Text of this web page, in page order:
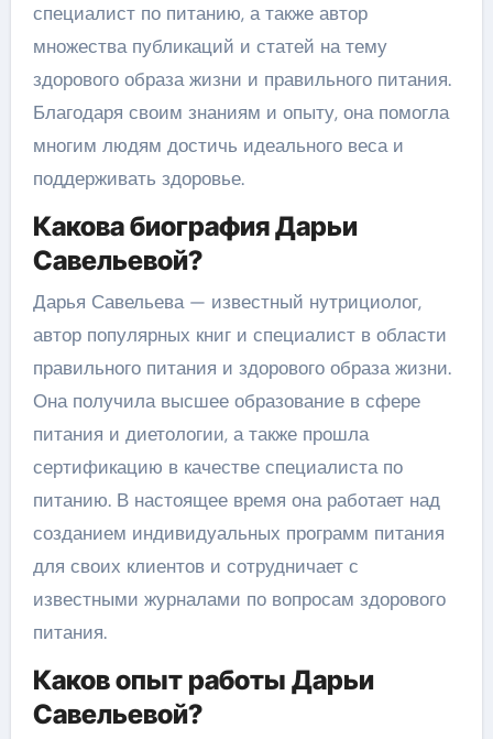
специалист по питанию, а также автор
множества публикаций и статей на тему
здорового образа жизни и правильного питания.
Благодаря своим знаниям и опыту, она помогла
многим людям достичь идеального веса и
поддерживать здоровье.
Какова биография Дарьи
Савельевой?
Дарья Савельева — известный нутрициолог,
автор популярных книг и специалист в области
правильного питания и здорового образа жизни.
Она получила высшее образование в сфере
питания и диетологии, а также прошла
сертификацию в качестве специалиста по
питанию. В настоящее время она работает над
созданием индивидуальных программ питания
для своих клиентов и сотрудничает с
известными журналами по вопросам здорового
питания.
Каков опыт работы Дарьи
Савельевой?